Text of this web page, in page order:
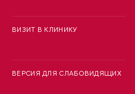
ВИЗИТ В КЛИНИКУ
ВЕРСИЯ ДЛЯ СЛАБОВИДЯЩИХ